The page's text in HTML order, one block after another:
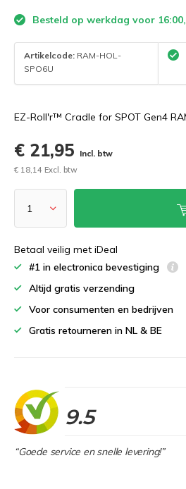
Besteld op werkdag voor
Artikelcode: RAM-HOL-
SPO6U
EZ-Roll'r™ Cradle for SPOT Gen4
€ 21,95
Incl. btw
€ 18,14 Excl. btw
Betaal veilig met iDeal
#1 in electronica bevestiging
Altijd gratis verzending
Voor consumenten en bedrijven
Gratis retourneren in NL & BE
9.5
“Goede service en snelle levering!”